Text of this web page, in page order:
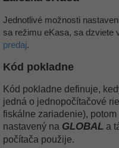
Jednotlivé možnosti
sa režimu eKasa, sa dzviete
predaj.
Kód pokladne
Kód pokladne definuje,
jedná o jednopočítačové
fiskálne zariadenie),
nastavený na GLOBAL a
počítača použije.